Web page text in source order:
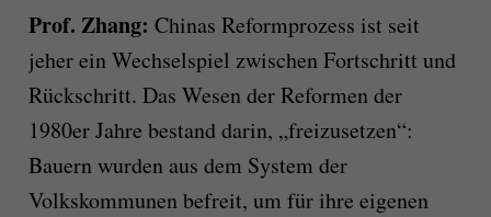
Prof. Zhang: Chinas Reformprozess ist seit
jeher ein Wechselspiel zwischen Fortschritt und
Rückschritt. Das Wesen der Reformen der
1980er Jahre bestand darin, „freizusetzen“:
Bauern wurden aus dem System der
Volkskommunen befreit, um für ihre eigenen